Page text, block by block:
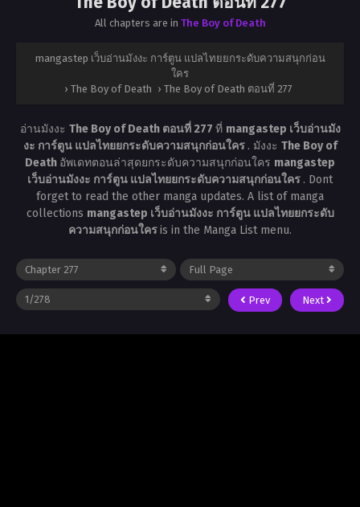
All chapters are in The Boy of Death
mangastep เว็บอ่านมังงะ การ์ตูน แปลไทยยกระดับความสนุกก่อน
ใคร
› The Boy of Death › The Boy of Death ตอนที่ 277
อ่านมังงะ The Boy of Death ตอนที่ 277 ที่ mangastep เว็บอ่านมัง
งะ การ์ตูน แปลไทยยกระดับความสนุกก่อนใคร . มังงะ The Boy of
Death อัพเดทตอนล่าสุดยกระดับความสนุกก่อนใคร mangastep
เว็บอ่านมังงะ การ์ตูน แปลไทยยกระดับความสนุกก่อนใคร . Dont
forget to read the other manga updates. A list of manga
collections mangastep เว็บอ่านมังงะ การ์ตูน แปลไทยยกระดับ
ความสนุกก่อนใครis in the Manga List menu.
Prev Next